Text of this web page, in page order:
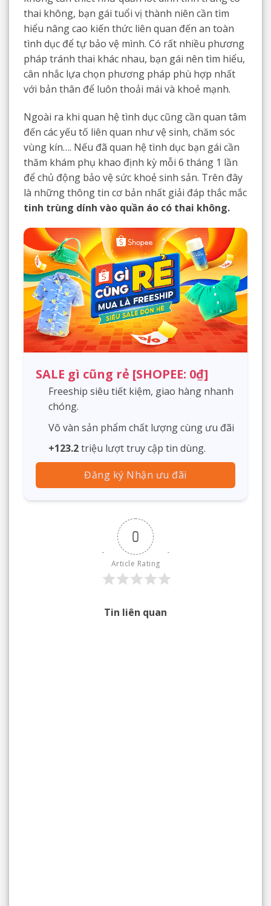
thai không, bạn gái tuổi vị thành niên cần tìm
hiểu nâng cao kiến thức liên quan đến an toàn
tình dục để tự bảo vệ mình. Có rất nhiều phương
pháp tránh thai khác nhau, bạn gái nên tìm hiểu,
cân nhắc lựa chọn phương pháp phù hợp nhất
với bản thân để luôn thoải mái và khoẻ mạnh.
Ngoài ra khi quan hệ tình dục cũng cần quan tâm
đến các yếu tố liên quan như vệ sinh, chăm sóc
vùng kín…. Nếu đã quan hệ tình dục bạn gái cần
thăm khám phụ khao định kỳ mỗi 6 tháng 1 lần
để chủ động bảo vệ sức khoẻ sinh sản. Trên đây
là những thông tin cơ bản nhất giải đáp thắc mắc
tinh trùng dính vào quần áo có thai không.
SALE gì cũng rẻ [SHOPEE: 0₫]
Freeship siêu tiết kiệm, giao hàng nhanh
chóng.
Vô vàn sản phẩm chất lượng cùng ưu đãi
+123.2triệu lượt truy cập tin dùng.
Đăng ký Nhận ưu đãi
0
Article Rating
Tin liên quan